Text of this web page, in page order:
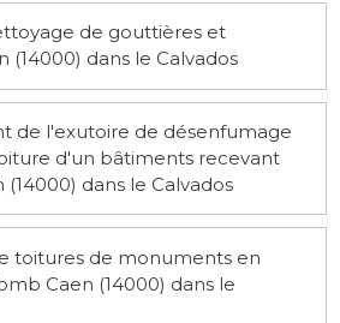
de gouttières et
(14000) dans le Calvados
de l'exutoire de désenfumage
d'un bâtiments recevant
dans le Calvados
toitures de monuments en
Caen (14000) dans le